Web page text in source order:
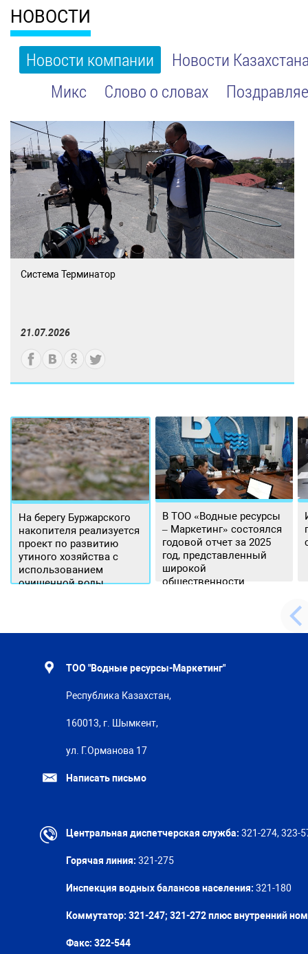
НОВОСТИ
Новости компании
Новости
Микс
Слово о словах
Система Терминатор
21.07.2026
На берегу Буржарского
накопителя реализуется
проект по развитию
утиного хозяйства с
использованием
очищенной воды
В ТОО «Водные ресурсы
– Маркетинг» состоялся
годовой отчет за 2025
год, представленный
широкой
общественности.
ТОО "Водные ресурсы-Маркетинг"
Республика Казахстан,
160013, г. Шымкент,
ул. Г.Орманова 17
Написать письмо
Центральная диспетчерская служба: 321-274, 323-
Горячая линия: 321-275
Инспекция водных балансов населения: 321-180
Коммутатор: 321-247; 321-272 плюс внутренний
Факс: 322-544